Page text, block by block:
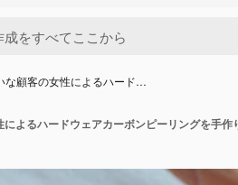
な顧客の女性によるハード…